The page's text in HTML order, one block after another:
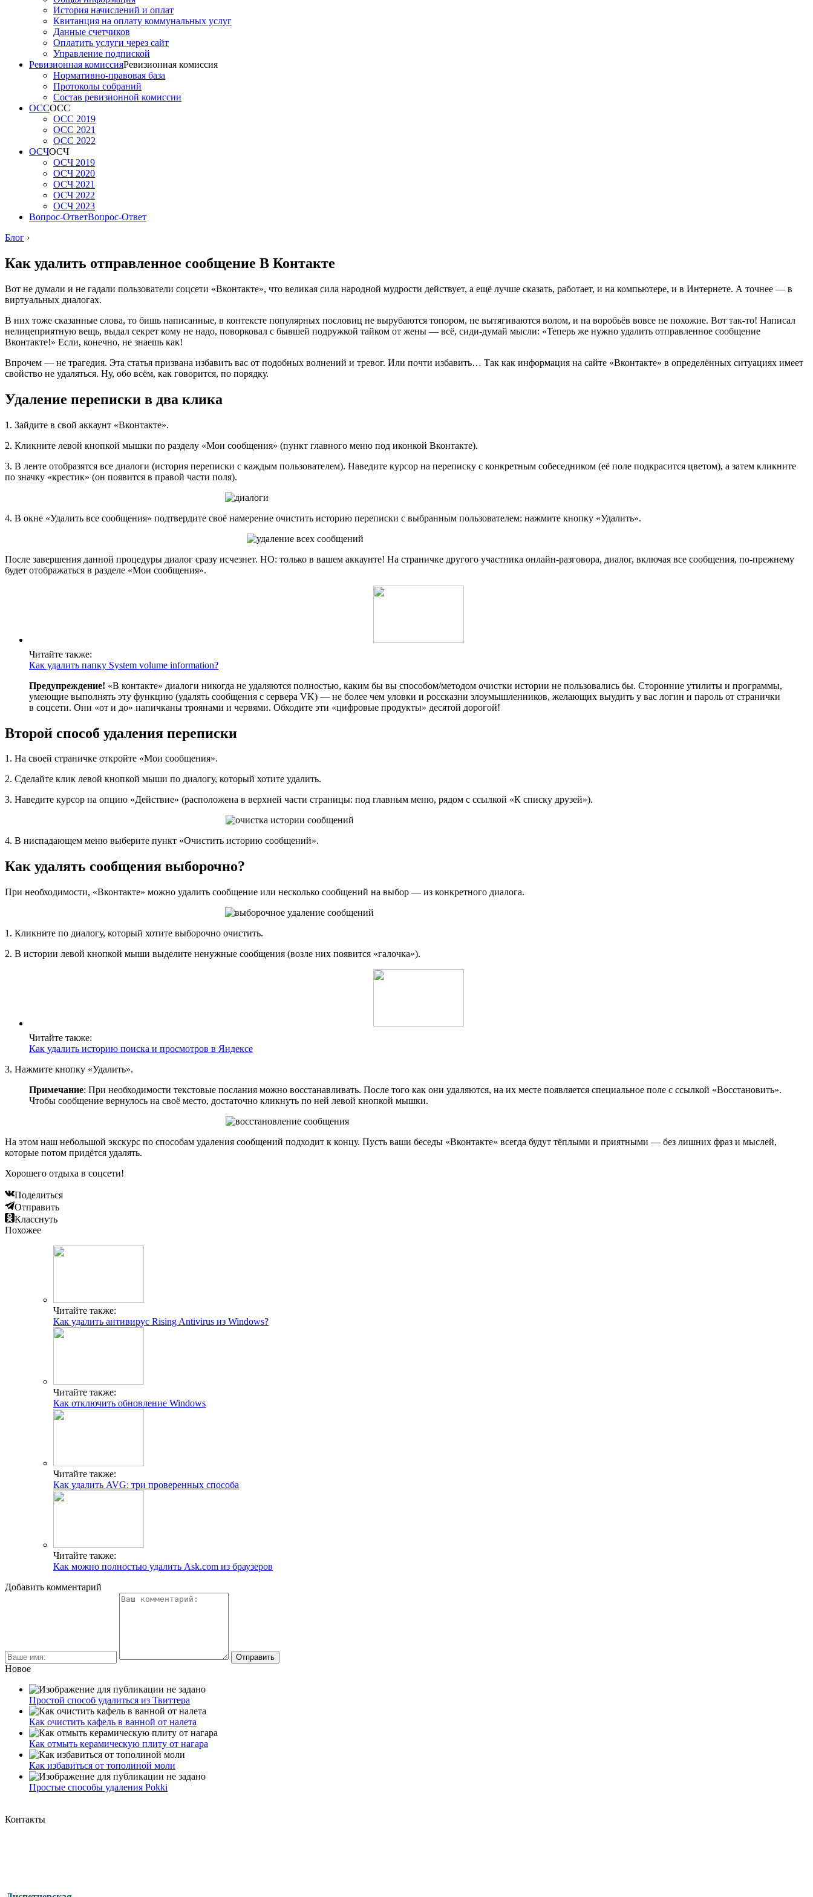
История начислений и оплат
Квитанция на оплату коммунальных услуг
Данные счетчиков
Оплатить услуги через сайт
Управление подпиской
Ревизионная комиссияРевизионная комиссия
Нормативно-правовая база
Протоколы собраний
Состав ревизионной комиссии
ОССОСС
ОСС 2019
ОСС 2021
ОСС 2022
ОСЧОСЧ
ОСЧ 2019
ОСЧ 2020
ОСЧ 2021
ОСЧ 2022
ОСЧ 2023
Вопрос-ОтветВопрос-Ответ
Блог ›
Как удалить отправленное сообщение В Контакте
Вот не думали и не гадали пользователи соцсети «Вконтакте», что великая сила народной мудрости действует, а ещё лучше сказать, работает, и на компьютере, и в Интернете. А точнее — в
виртуальных диалогах.
В них тоже сказанные слова, то бишь написанные, в контексте популярных пословиц не вырубаются топором, не вытягиваются волом, и на воробьёв вовсе не похожие. Вот так-то! Написал
нелицеприятную вещь, выдал секрет кому не надо, поворковал с бывшей подружкой тайком от жены — всё, сиди-думай мысли: «Теперь же нужно удалить отправленное сообщение
Вконтакте!» Если, конечно, не знаешь как!
Впрочем — не трагедия. Эта статья призвана избавить вас от подобных волнений и тревог. Или почти избавить… Так как информация на сайте «Вконтакте» в определённых ситуациях имеет
свойство не удаляться. Ну, обо всём, как говорится, по порядку.
Удаление переписки в два клика
1. Зайдите в свой аккаунт «Вконтакте».
2. Кликните левой кнопкой мышки по разделу «Мои сообщения» (пункт главного меню под иконкой Вконтакте).
3. В ленте отобразятся все диалоги (история переписки с каждым пользователем). Наведите курсор на переписку с конкретным собеседником (её поле подкрасится цветом), а затем кликните
по значку «крестик» (он появится в правой части поля).
4. В окне «Удалить все сообщения» подтвердите своё намерение очистить историю переписки с выбранным пользователем: нажмите кнопку «Удалить».
После завершения данной процедуры диалог сразу исчезнет. НО: только в вашем аккаунте! На страничке другого участника онлайн-разговора, диалог, включая все сообщения, по-прежнему
будет отображаться в разделе «Мои сообщения».
Читайте также:
Как удалить папку System volume information?
Предупреждение! «В контакте» диалоги никогда не удаляются полностью, каким бы вы способом/методом очистки истории не пользовались бы. Сторонние утилиты и программы,
умеющие выполнять эту функцию (удалять сообщения с сервера VK) — не более чем уловки и россказни злоумышленников, желающих выудить у вас логин и пароль от странички
в соцсети. Они «от и до» напичканы троянами и червями. Обходите эти «цифровые продукты» десятой дорогой!
Второй способ удаления переписки
1. На своей страничке откройте «Мои сообщения».
2. Сделайте клик левой кнопкой мыши по диалогу, который хотите удалить.
3. Наведите курсор на опцию «Действие» (расположена в верхней части страницы: под главным меню, рядом с ссылкой «К списку друзей»).
4. В ниспадающем меню выберите пункт «Очистить историю сообщений».
Как удалять сообщения выборочно?
При необходимости, «Вконтакте» можно удалить сообщение или несколько сообщений на выбор — из конкретного диалога.
1. Кликните по диалогу, который хотите выборочно очистить.
2. В истории левой кнопкой мыши выделите ненужные сообщения (возле них появится «галочка»).
Читайте также:
Как удалить историю поиска и просмотров в Яндексе
3. Нажмите кнопку «Удалить».
Примечание: При необходимости текстовые послания можно восстанавливать. После того как они удаляются, на их месте появляется специальное поле с ссылкой «Восстановить».
Чтобы сообщение вернулось на своё место, достаточно кликнуть по ней левой кнопкой мышки.
На этом наш небольшой экскурс по способам удаления сообщений подходит к концу. Пусть ваши беседы «Вконтакте» всегда будут тёплыми и приятными — без лишних фраз и мыслей,
которые потом придётся удалять.
Хорошего отдыха в соцсети!
Поделиться
Отправить
Класснуть
Похожее
Читайте также:
Как удалить антивирус Rising Antivirus из Windows?
Читайте также:
Как отключить обновление Windows
Читайте также:
Как удалить AVG: три проверенных способа
Читайте также:
Как можно полностью удалить Ask.com из браузеров
Добавить комментарий
Новое
Простой способ удалиться из Твиттера
Как очистить кафель в ванной от налета
Как отмыть керамическую плиту от нагара
Как избавиться от тополиной моли
Простые способы удаления Pokki
Контакты